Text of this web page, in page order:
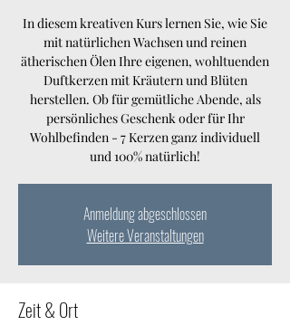
In diesem kreativen Kurs lernen Sie, wie Sie
mit natürlichen Wachsen und reinen
ätherischen Ölen Ihre eigenen, wohltuenden
Duftkerzen mit Kräutern und Blüten
herstellen. Ob für gemütliche Abende, als
persönliches Geschenk oder für Ihr
Wohlbefinden - 7 Kerzen ganz individuell
und 100% natürlich!
Anmeldung abgeschlossen
Weitere Veranstaltungen
Zeit & Ort